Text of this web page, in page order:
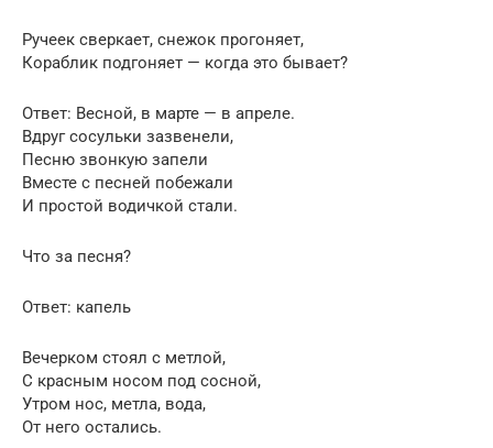
Ручеек сверкает, снежок прогоняет,
Кораблик подгоняет — когда это бывает?
Ответ: Весной, в марте — в апреле.
Вдруг сосульки зазвенели,
Песню звонкую запели
Вместе с песней побежали
И простой водичкой стали.
Что за песня?
Ответ: капель
Вечерком стоял с метлой,
С красным носом под сосной,
Утром нос, метла, вода,
От него остались.